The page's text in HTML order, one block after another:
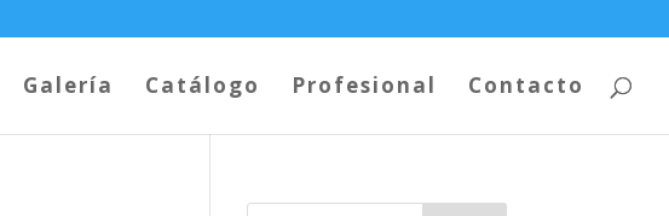
Galería Catálogo Profesional Contacto